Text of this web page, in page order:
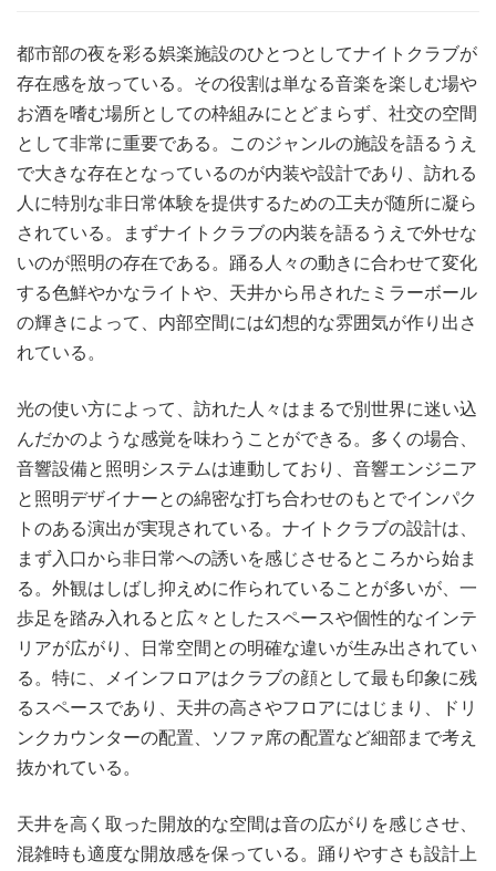
都市部の夜を彩る娯楽施設のひとつとしてナイトクラブが
存在感を放っている。 その役割は単なる音楽を楽しむ場や
お酒を嗜む場所としての枠組みにとどまらず、社交の空間
として非常に重要である。このジャンルの施設を語るうえ
で大きな存在となっているのが内装や設計であり、訪れる
人に特別な非日常体験を提供するための工夫が随所に凝ら
されている。まずナイトクラブの内装を語るうえで外せな
いのが照明の存在である。踊る人々の動きに合わせて変化
する色鮮やかなライトや、天井から吊されたミラーボール
の輝きによって、内部空間には幻想的な雰囲気が作り出さ
れている。
光の使い方によって、訪れた人々はまるで別世界に迷い込
んだかのような感覚を味わうことができる。多くの場合、
音響設備と照明システムは連動しており、音響エンジニア
と照明デザイナーとの綿密な打ち合わせのもとでインパク
トのある演出が実現されている。ナイトクラブの設計は、
まず入口から非日常への誘いを感じさせるところから始ま
る。外観はしばし抑えめに作られていることが多いが、一
歩足を踏み入れると広々としたスペースや個性的なインテ
リアが広がり、日常空間との明確な違いが生み出されてい
る。特に、メインフロアはクラブの顔として最も印象に残
るスペースであり、天井の高さやフロアにはじまり、ドリ
ンクカウンターの配置、ソファ席の配置など細部まで考え
抜かれている。
天井を高く取った開放的な空間は音の広がりを感じさせ、
混雑時も適度な開放感を保っている。踊りやすさも設計上